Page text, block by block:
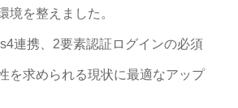
境を整えました。
連携、2要素認証ログインの必須
を求められる現状に最適なアップ